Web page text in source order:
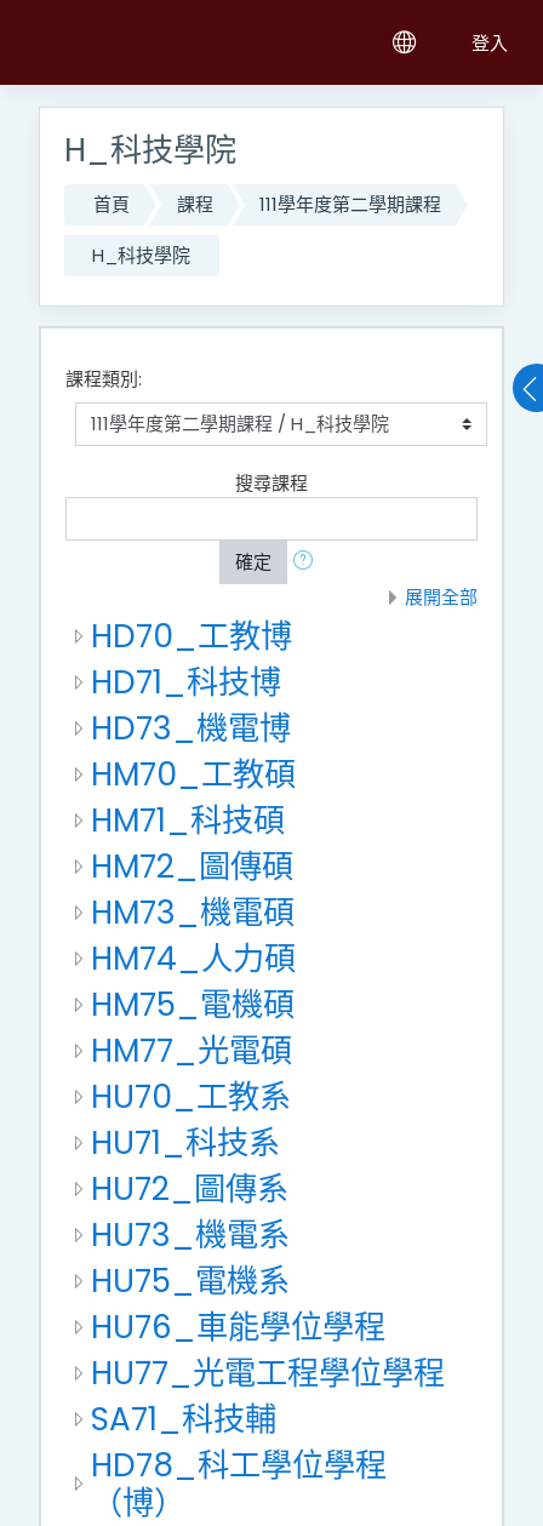
登入
H_科技學院
首頁 課程
111學年度第二學期課程
H_科技學院
課程類別:
搜尋課程
確定
展開全部
HD70_工教博
HD71_科技博
HD73_機電博
HM70_工教碩
HM71_科技碩
HM72_圖傳碩
HM73_機電碩
HM74_人力碩
HM75_電機碩
HM77_光電碩
HU70_工教系
HU71_科技系
HU72_圖傳系
HU73_機電系
HU75_電機系
HU76_車能學位學程
HU77_光電工程學位學程
SA71_科技輔
HD78_科工學位學程
（博）